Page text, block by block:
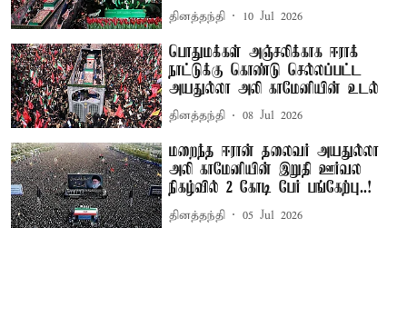
தினத்தந்தி 10 Jul 2026
பொதுமக்கள் அஞ்சலிக்காக ஈராக்
நாட்டுக்கு கொண்டு செல்லப்பட்ட
அயதுல்லா அலி காமேனியின் உடல்
தினத்தந்தி 08 Jul 2026
மறைந்த ஈரான் தலைவர் அயதுல்லா
அலி காமேனியின் இறுதி ஊர்வல
நிகழ்வில் 2 கோடி பேர் பங்கேற்பு..!
தினத்தந்தி 05 Jul 2026